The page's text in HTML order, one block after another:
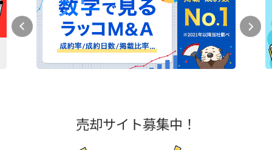
売却サイト募集中！